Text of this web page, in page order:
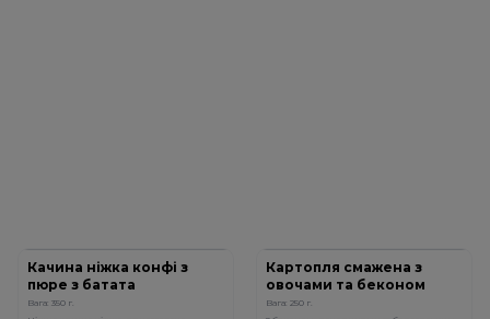
Качина ніжка конфі з
пюре з батата
Вага: 350 г.
Картопля смажена з
овочами та беконом
Вага: 250 г.